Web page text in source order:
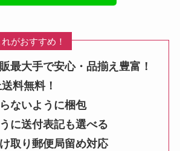
がおすすめ！
最大手で安心・品揃え豊富！
料無料！
ないように梱包
に送付表記も選べる
取り郵便局留め対応